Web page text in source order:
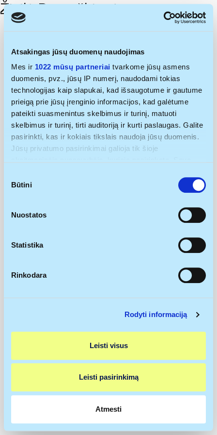
Atsakingas jūsų duomenų naudojimas
Mes ir 1022 mūsų partneriai tvarkome jūsų asmens
duomenis, pvz., jūsų IP numerį, naudodami tokias
technologijas kaip slapukai, kad išsaugotume ir gautume
prieigą prie jūsų įrenginio informacijos, kad galėtume
pateikti suasmenintus skelbimus ir turinį, matuoti
skelbimus ir turinį, tirti auditoriją ir kurti paslaugas. Galite
pasirinkti, kas ir kokiais tikslais naudoja jūsų duomenis.
Jūsų privatumo pasirinkimai galioja tik šioje
nuorodą į poraštę arba piktogramą „Privatumo trigeris“.
rinkti informaciją apie jūsų geografinę vietą, kurios
paklaida
Identifikuoti jūsų įrenginį aktyviai jį skenuodami
pagal specifines charakteristikas (skaitmeninių
atspaudų kūrimas)
. Galite bet kada pakeisti arba
Naudojame slapukus, kad galėtume suasmeninti turinį
bei skelbimus, teikti visuomeninės medijos funkcijas ir
analizuoti srautą. Be to, svetainės naudojimo informaciją
analizės partneriais, kurie gali ją pridėti prie kitos jūsų
pateiktos arba naudojant paslaugas surinktos
pasirinkimas
Būtini
Nuostatos
Statistika
Rinkodara
Rodyti informaciją
Leisti visus
Leisti pasirinkimą
Atmesti
Živilė Ramoškienė